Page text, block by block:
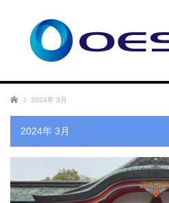
ホーム 2024年 3月
2024年 3月